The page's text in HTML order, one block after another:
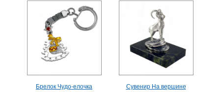
Брелок Чудо-елочка
Сувенир На вершине